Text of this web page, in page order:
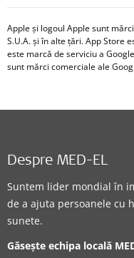
Apple și logoul Apple sunt
S.U.A. și în alte țări. App Store
este marcă de serviciu a
sunt mărci comerciale ale
Despre MED-EL
Suntem lider mondial în
de a ajuta persoanele cu
sunete.
Găsește echipa locală